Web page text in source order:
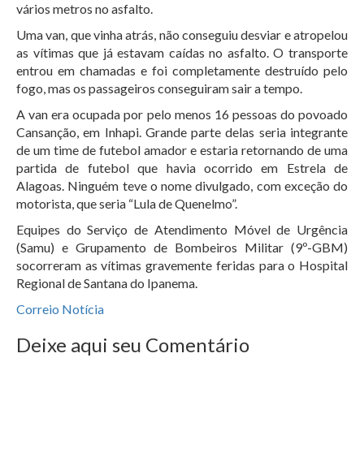
vários metros no asfalto.
Uma van, que vinha atrás, não conseguiu desviar e atropelou
as vítimas que já estavam caídas no asfalto. O transporte
entrou em chamadas e foi completamente destruído pelo
fogo, mas os passageiros conseguiram sair a tempo.
A van era ocupada por pelo menos 16 pessoas do povoado
Cansanção, em Inhapi. Grande parte delas seria integrante
de um time de futebol amador e estaria retornando de uma
partida de futebol que havia ocorrido em Estrela de
Alagoas. Ninguém teve o nome divulgado, com exceção do
motorista, que seria “Lula de Quenelmo”.
Equipes do Serviço de Atendimento Móvel de Urgência
(Samu) e Grupamento de Bombeiros Militar (9º-GBM)
socorreram as vítimas gravemente feridas para o Hospital
Regional de Santana do Ipanema.
Correio Notícia
Deixe aqui seu Comentário